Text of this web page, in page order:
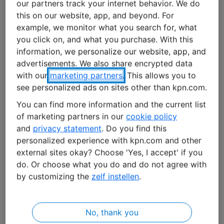
une solution à la fois inventive et simple : une
serrure que vous ouvrez avec votre smartphone.
Un prototype a été rapidement développé. « Les
fondateurs ont acheté les éléments électroniques
nécessaires et les ont assemblés dans une simple
cafetière », explique Kristin Pater, responsable
marketing de Clay. « En trois mois, ils avaient une
solution entièrement opérationnelle. Elle se composait
d’une serrure, d’une cafetière remplie d’électronique,
d’une carte SIM KPN, d’un site Web et d’une appli qui
permet d’ouvrir les portes à distance. »
Entreprise en forte croissance
L’idée a suivi son chemin. En 2017, la start-up était
intégrée à la société mèreSALTO Systems
. Ensemble,
our partners track your internet behavior. We do
this on our website, app, and beyond. For
example, we monitor what you search for, what
you click on, and what you purchase. With this
information, we personalize our website, app, and
advertisements. We also share encrypted data
with our marketing partners. This allows you to
see personalized ads on sites other than kpn.com.
You can find more information and the current list
of marketing partners in our cookie policy
and privacy statement. Do you find this
personalized experience with kpn.com and other
external sites okay? Choose 'Yes, I accept' if you
do. Or choose what you do and do not agree with
by customizing the zelf instellen.
No, thank you